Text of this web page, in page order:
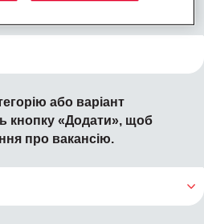
або варіант
кнопку «Додати», щоб
про вакансію.